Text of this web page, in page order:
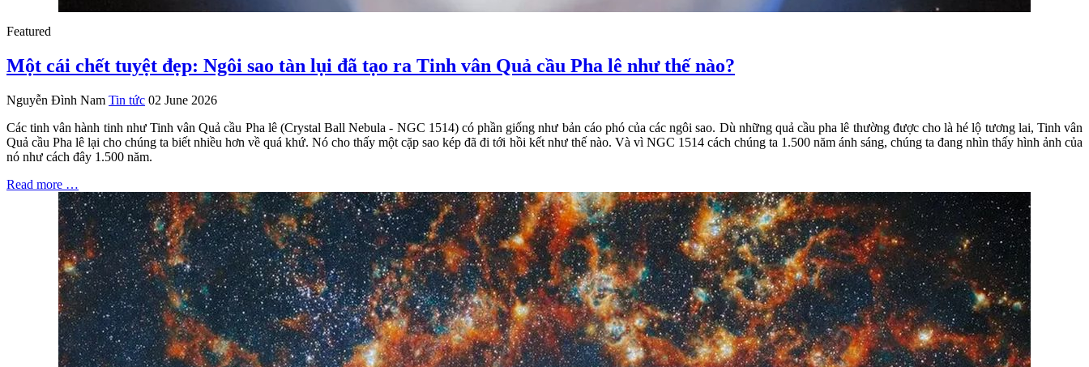
Featured
Một cái chết tuyệt đẹp: Ngôi sao tàn lụi đã tạo ra Tinh vân Quả cầu Pha lê như thế nào?
Nguyễn Đình Nam Tin tức 02 June 2026
Các tinh vân hành tinh như Tinh vân Quả cầu Pha lê (Crystal Ball Nebula - NGC 1514) có phần giống như bản cáo phó của các ngôi sao. Dù những quả cầu pha lê thường được cho là hé lộ tương lai, Tinh vân
Quả cầu Pha lê lại cho chúng ta biết nhiều hơn về quá khứ. Nó cho thấy một cặp sao kép đã đi tới hồi kết như thế nào. Và vì NGC 1514 cách chúng ta 1.500 năm ánh sáng, chúng ta đang nhìn thấy hình ảnh của
nó như cách đây 1.500 năm.
Read more …